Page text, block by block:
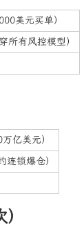
美元买单）
所有风控模型）
亿美元）
连锁爆仓）